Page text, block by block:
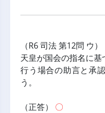
（R6 司法 第12問 ウ）
天皇が国会の指名に
行う場合の助言と承
う。
（正答） 〇